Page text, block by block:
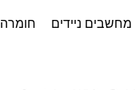
מחשבים ניידים חומרה